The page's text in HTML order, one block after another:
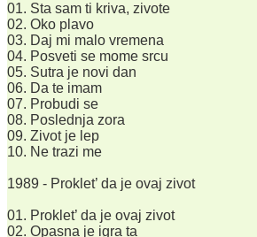
01. Sta sam ti kriva, zivote
02. Oko plavo
03. Daj mi malo vremena
04. Posveti se mome srcu
05. Sutra je novi dan
06. Da te imam
07. Probudi se
08. Poslednja zora
09. Zivot je lep
10. Ne trazi me
1989 - Proklet’ da je ovaj zivot
01. Proklet’ da je ovaj zivot
02. Opasna je igra ta